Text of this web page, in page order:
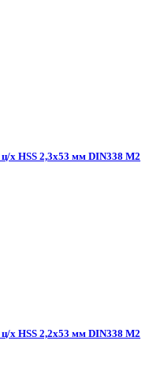
ц/х HSS 2,3х53 мм DIN338 М2
ц/х HSS 2,2х53 мм DIN338 М2